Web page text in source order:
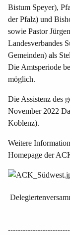
Bistum Speyer),
der Pfalz) und
sowie Pastor
Landesverbandes
Gemeinden) als
Die Amtsperiode
möglich.
Die Assistenz des
November 2022
Koblenz).
Weitere
Homepage der